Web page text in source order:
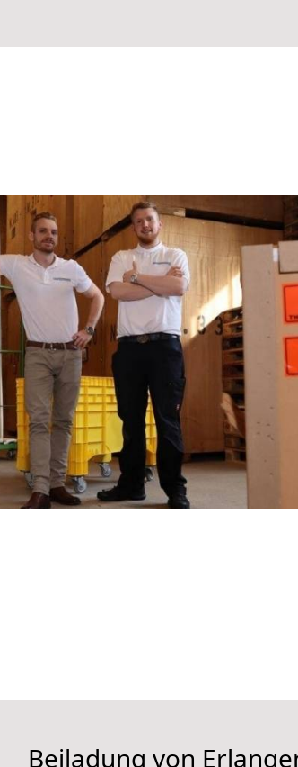
Beiladung von